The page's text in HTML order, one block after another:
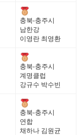
충북-충주시
남한강
이영란 최영환
충북-충주시
계명클럽
강규수 박수빈
충북-충주시
연합
채하나 김원균